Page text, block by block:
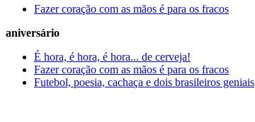
Fazer coração com as mãos é para os fracos
aniversário
É hora, é hora, é hora... de cerveja!
Fazer coração com as mãos é para os fracos
Futebol, poesia, cachaça e dois brasileiros geniais